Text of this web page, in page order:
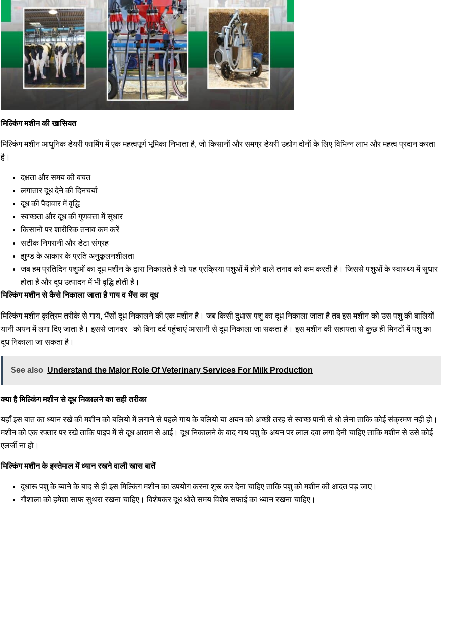
मिल्किंग मशीन की खासियत
मिल्किंग मशीन आधुनिक डेयरी फार्मिंग में एक महत्वपूर्ण भूमिका निभाता है, जो किसानों और समग्र डेयरी उद्योग दोनों के लिए विभिन्न लाभ और महत्व प्रदान करता
है।
दक्षता और समय की बचत
लगातार दूध देने की दिनचर्या
दूध की पैदावार में वृद्धि
स्वच्छता और दूध की गुणवत्ता में सुधार
किसानों पर शारीरिक तनाव कम करें
सटीक निगरानी और डेटा संग्रह
झुण्ड के आकार के प्रति अनुकूलनशीलता
जब हम प्रतिदिन पशुओं का दूध मशीन के द्वारा निकालते है तो यह प्रक्रिया पशुओं में होने वाले तनाव को कम करती है। जिससे पशुओं के स्वास्थ्य में सुधार
होता है और दूध उत्पादन में भी वृद्धि होती है।
मिल्किंग मशीन से कैसे निकाला जाता है गाय व भैंस का दूध
मिल्किंग मशीन कृत्रिम तरीके से गाय, भैंसों दूध निकालने की एक मशीन है। जब किसी दुधारू पशु का दूध निकाला जाता है तब इस मशीन को उस पशु की बालियों
यानी अयन में लगा दिए जाता है। इससे जानवर को बिना दर्द पहुंचाएं आसानी से दूध निकाला जा सकता है। इस मशीन की सहायता से कुछ ही मिनटों में पशु का
दूध निकाला जा सकता है।
See also Understand the Major Role Of Veterinary Services For Milk Production
क्या है मिल्किंग मशीन से दूध निकालने का सही तरीका
यहाँ इस बात का ध्यान रखे की मशीन को बलियो में लगाने से पहले गाय के बलियो या अयन को अच्छी तरह से स्वच्छ पानी से धो लेना ताकि कोई संक्रमण नहीं हो।
मशीन को एक रफ्तार पर रखे ताकि पाइप में से दूध आराम से आई। दूध निकालने के बाद गाय पशु के अयन पर लाल दवा लगा देनी चाहिए ताकि मशीन से उसे कोई
एलर्जी ना हो।
मिल्किंग मशीन के इस्तेमाल में ध्यान रखने वाली खास बातें
दुधारू पशु के ब्याने के बाद से ही इस मिल्किंग मशीन का उपयोग करना शुरू कर देना चाहिए ताकि पशु को मशीन की आदत पड़ जाए।
गौशाला को हमेशा साफ सुथरा रखना चाहिए। विशेषकर दूध धोते समय विशेष सफाई का ध्यान रखना चाहिए।